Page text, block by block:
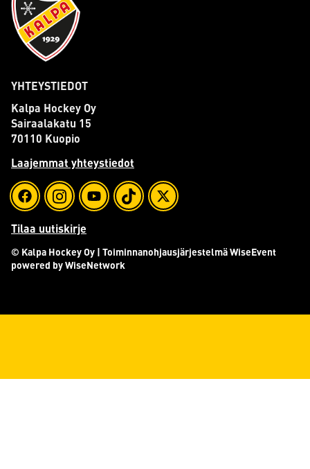
YHTEYSTIEDOT
Kalpa Hockey Oy
Sairaalakatu 15
70110 Kuopio
Laajemmat yhteystiedot
Tilaa uutiskirje
© Kalpa Hockey Oy | ToiminnanohjausjärjestelmäWiseEvent
powered byWiseNetwork